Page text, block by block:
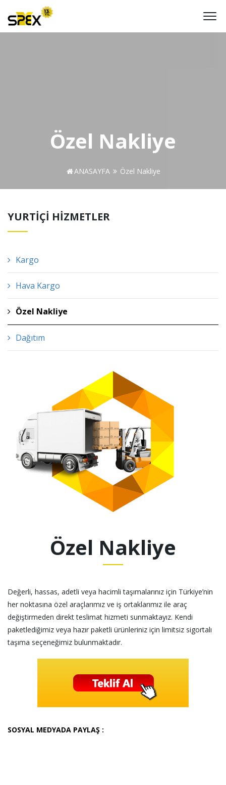
Özel Nakliye
ANASAYFA Özel Nakliye
YURTİÇİ HİZMETLER
Kargo
Hava Kargo
Özel Nakliye
Dağıtım
Özel Nakliye
Değerli, hassas, adetli veya hacimli taşımalarınız için Türkiye’nin
her noktasına özel araçlarımız ve iş ortaklarımız ile araç
değiştirmeden direkt teslimat hizmeti sunmaktayız. Kendi
paketlediğimiz veya hazır paketli ürünleriniz için limitsiz sigortalı
taşıma seçeneğimiz bulunmaktadır.
SOSYAL MEDYADA PAYLAŞ :